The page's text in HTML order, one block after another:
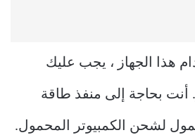
هذا الجهاز ، يجب عليك
بحاجة إلى منفذ طاقة
لشحن الكمبيوتر المحمول.